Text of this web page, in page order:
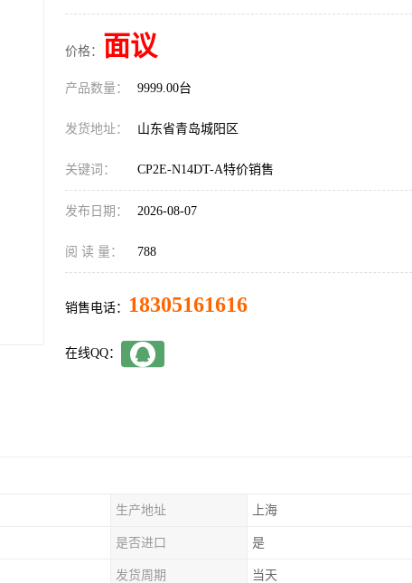
价格： 面议
产品数量： 9999.00台
发货地址： 山东省青岛城阳区
关键词： CP2E-N14DT-A特价销售
发布日期： 2026-08-07
阅 读 量： 788
销售电话： 18305161616
在线QQ：
生产地址 上海
是否进口 是
发货周期 当天